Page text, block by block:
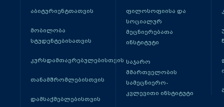
აბიტურიენტთათვის
მობილობა
სტუდენტებისათვის
კურსდამთავრებულებისთვის
თანამშრომლებისთვის
დამსაქმებლებისთვის
ფილოსოფიისა და
სოციალურ
მეცნიერებათა
ინსტიტუტი
საჯარო
მმართველობის
სამეცნიერო-
კვლევითი ინსტიტუტი